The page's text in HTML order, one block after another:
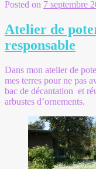
Posted on 7 septembre
Atelier de
responsable
Dans mon atelier de
mes terres pour ne pas
bac de décantation et
arbustes d’ornements.